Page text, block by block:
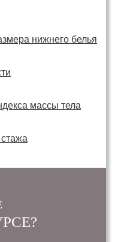
нижнего белья
массы тела
стажа